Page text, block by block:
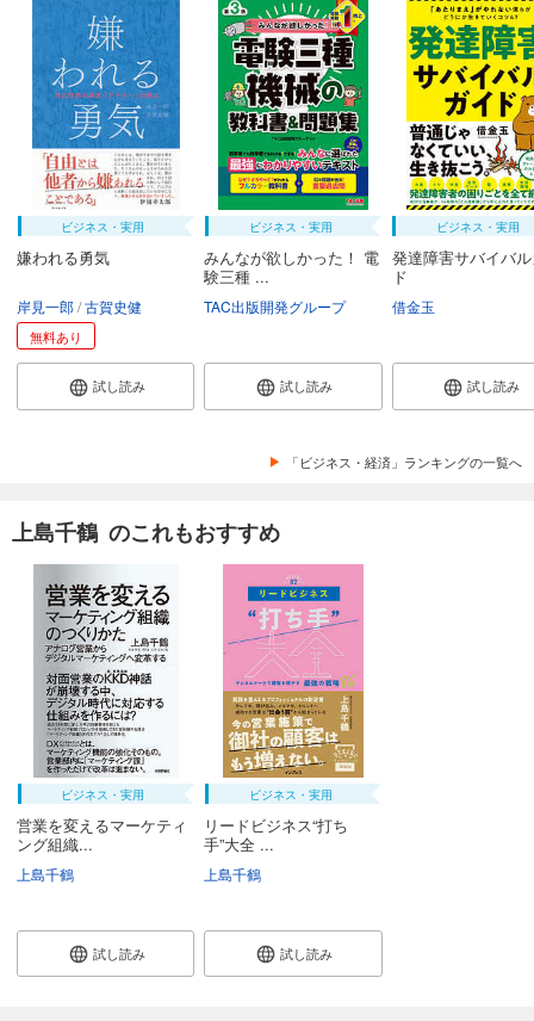
ビジネス・実用
嫌われる勇気
岸見一郎 古賀史健
無料あり
試し読み
ビジネス・実用
みんなが欲しかった！ 電
験三種 ...
TAC出版開発グループ
試し読み
ビジネス・実用
発達障害サバイバ
ド
借金玉
試し読み
「ビジネス・経済」ランキングの一覧へ
上島千鶴 のこれもおすすめ
ビジネス・実用
営業を変えるマーケティ
ング組織...
上島千鶴
試し読み
ビジネス・実用
リードビジネス“打ち
手”大全 ...
上島千鶴
試し読み